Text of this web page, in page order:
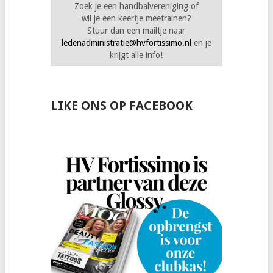
Zoek je een handbalvereniging of
wil je een keertje meetrainen?
Stuur dan een mailtje naar
ledenadministratie@hvfortissimo.nl en je
krijgt alle info!
LIKE ONS OP FACEBOOK